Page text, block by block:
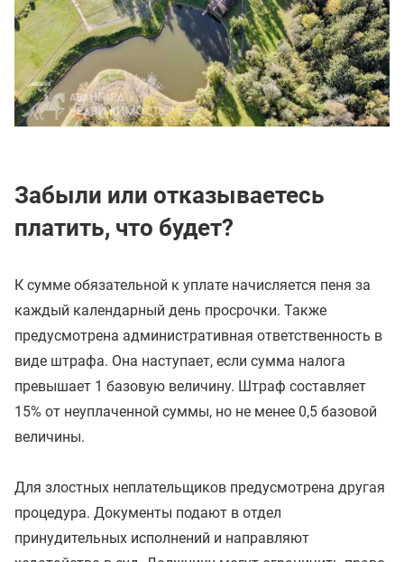
Забыли или отказываетесь
платить, что будет?
К сумме обязательной к уплате начисляется пеня за
каждый календарный день просрочки. Также
предусмотрена административная ответственность в
виде штрафа. Она наступает, если сумма налога
превышает 1 базовую величину. Штраф составляет
15% от неуплаченной суммы, но не менее 0,5 базовой
величины.
Для злостных неплательщиков предусмотрена другая
процедура. Документы подают в отдел
принудительных исполнений и направляют